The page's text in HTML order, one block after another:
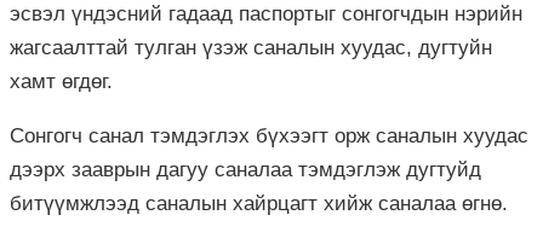
эсвэл үндэсний гадаад паспортыг сонгогчдын нэрийн
жагсаалттай тулган үзэж саналын хуудас, дугтуйн
хамт өгдөг.
Сонгогч санал тэмдэглэх бүхээгт орж саналын хуудас
дээрх зааврын дагуу саналаа тэмдэглэж дугтуйд
битүүмжлээд саналын хайрцагт хийж саналаа өгнө.